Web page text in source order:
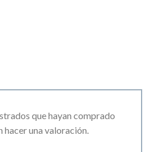
que hayan comprado
hacer una valoración.